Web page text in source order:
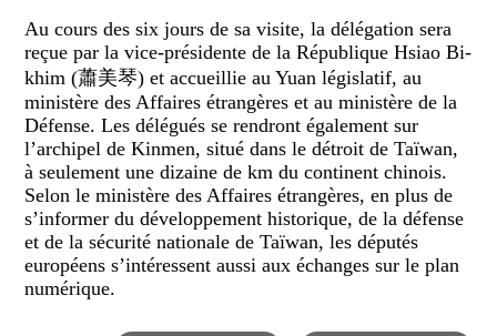
Au cours des six jours de sa visite, la délégation sera
reçue par la vice-présidente de la République Hsiao Bi-
khim (蕭美琴) et accueillie au Yuan législatif, au
ministère des Affaires étrangères et au ministère de la
Défense. Les délégués se rendront également sur
l’archipel de Kinmen, situé dans le détroit de Taïwan,
à seulement une dizaine de km du continent chinois.
Selon le ministère des Affaires étrangères, en plus de
s’informer du développement historique, de la défense
et de la sécurité nationale de Taïwan, les députés
européens s’intéressent aussi aux échanges sur le plan
numérique.